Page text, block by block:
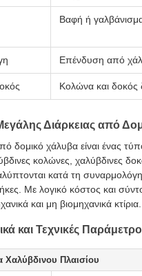
Βαφή ή
Επένδυση από
Κολώνα και δοκός
Διάρκειας από
δομικό χάλυβα είναι ένας
κολώνες, χαλύβδινες
κατά τη
Με λογικό κόστος και
και μη βιομηχανικά κτίρια.
και Τεχνικές
Χαλύβδινου Πλαισίου